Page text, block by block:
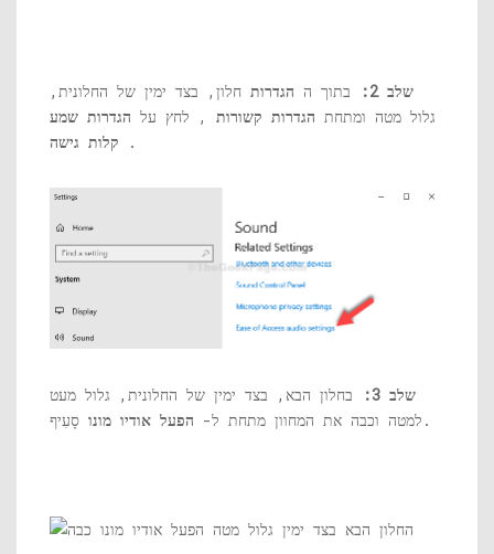
שלב 2: בתוך ה הגדרות חלון, בצד ימין של החלונית,
גלול מטה ומתחת הגדרות קשורות , לחץ על הגדרות שמע
קלות גישה .
שלב 3:
בחלון הבא, בצד ימין של החלונית, גלול מעט
למטה וכבה את המחוון מתחת ל- הפעל אודיו מונו סָעִיף.